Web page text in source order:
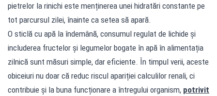
pietrelor la rinichi este menținerea unei hidratări constante pe
tot parcursul zilei, înainte ca setea să apară.
O sticlă cu apă la îndemână, consumul regulat de lichide și
includerea fructelor și legumelor bogate în apă în alimentația
zilnică sunt măsuri simple, dar eficiente. În timpul verii, aceste
obiceiuri nu doar că reduc riscul apariției calculilor renali, ci
contribuie și la buna funcționare a întregului organism, potrivit